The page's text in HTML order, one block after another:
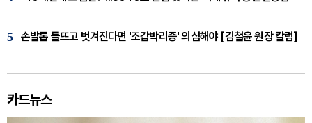
5 손발톱 들뜨고 벗겨진다면 '조갑박리증' 의심해야 [김철윤 원장 칼럼]
카드뉴스